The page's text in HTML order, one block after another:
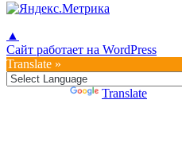
▲
Сайт работает на WordPress
Translate »
Translate